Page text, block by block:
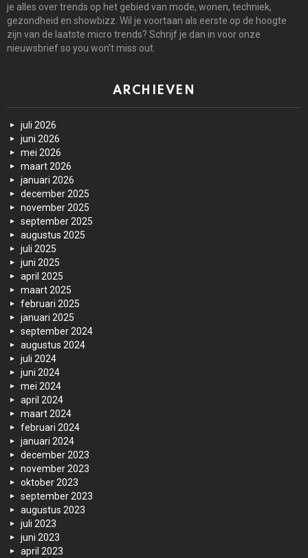
je alles over trends op het gebied van mode, wonen, techniek,
gezondheid en showbizz. Wil je voortaan als eerste op de hoogte
zijn van de laatste micro trends? Schrijf je dan in voor onze
nieuwsbrief so you won’t miss out.
ARCHIEVEN
juli 2026
juni 2026
mei 2026
maart 2026
januari 2026
december 2025
november 2025
september 2025
augustus 2025
juli 2025
juni 2025
april 2025
maart 2025
februari 2025
januari 2025
september 2024
augustus 2024
juli 2024
juni 2024
mei 2024
april 2024
maart 2024
februari 2024
januari 2024
december 2023
november 2023
oktober 2023
september 2023
augustus 2023
juli 2023
juni 2023
april 2023